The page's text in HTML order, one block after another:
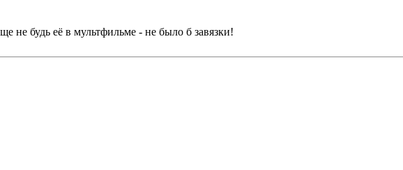
не будь её в мультфильме - не было б завязки!